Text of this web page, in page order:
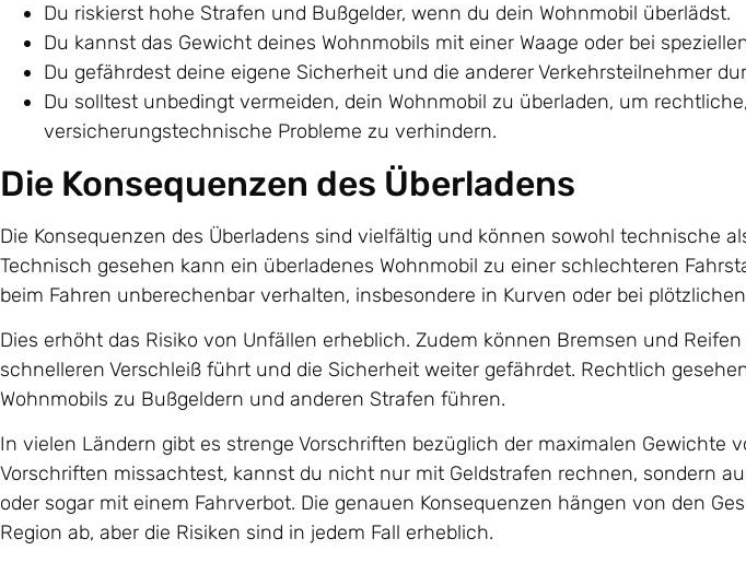
Du riskierst hohe Strafen und Bußgelder, wenn du dein Wohnmobil überlädst.
Du kannst das Gewicht deines Wohnmobils mit einer Waage oder bei
Du gefährdest deine eigene Sicherheit und die anderer Verkehrsteilnehmer
Du solltest unbedingt vermeiden, dein Wohnmobil zu überladen, um
versicherungstechnische Probleme zu verhindern.
Die Konsequenzen des Überladens
Die Konsequenzen des Überladens sind vielfältig und können sowohl technische
Technisch gesehen kann ein überladenes Wohnmobil zu einer schlechteren
beim Fahren unberechenbar verhalten, insbesondere in Kurven oder bei
Dies erhöht das Risiko von Unfällen erheblich. Zudem können Bremsen und
schnelleren Verschleiß führt und die Sicherheit weiter gefährdet. Rechtlich
Wohnmobils zu Bußgeldern und anderen Strafen führen.
In vielen Ländern gibt es strenge Vorschriften bezüglich der maximalen Gewichte
Vorschriften missachtest, kannst du nicht nur mit Geldstrafen rechnen, sondern
oder sogar mit einem Fahrverbot. Die genauen Konsequenzen hängen von den
Region ab, aber die Risiken sind in jedem Fall erheblich.